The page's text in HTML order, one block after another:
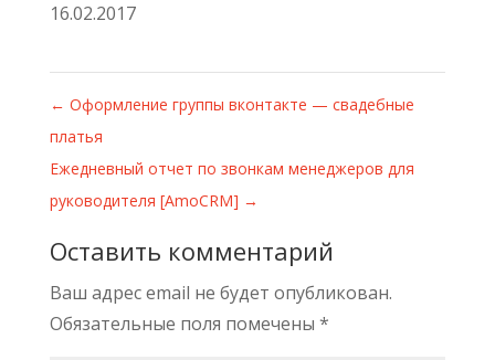
16.02.2017
← Оформление группы вконтакте — свадебные
платья
Ежедневный отчет по звонкам менеджеров для
руководителя [AmoCRM] →
Оставить комментарий
Ваш адрес email не будет опубликован.
Обязательные поля помечены *